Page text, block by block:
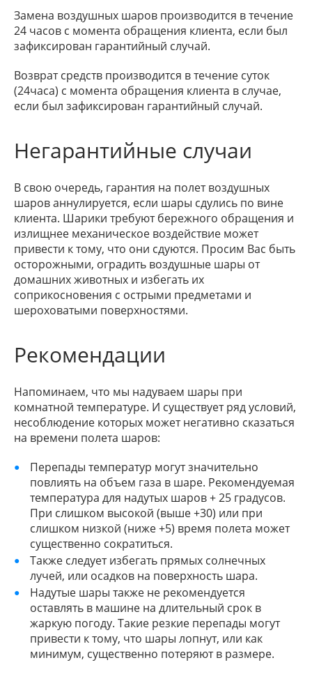
Замена воздушных шаров производится в течение
24 часов с момента обращения клиента, если был
зафиксирован гарантийный случай.
Возврат средств производится в течение суток
(24часа) с момента обращения клиента в случае,
если был зафиксирован гарантийный случай.
Негарантийные случаи
В свою очередь, гарантия на полет воздушных
шаров аннулируется, если шары сдулись по вине
клиента. Шарики требуют бережного обращения и
излищнее механическое воздействие может
привести к тому, что они сдуются. Просим Вас быть
осторожными, оградить воздушные шары от
домашних животных и избегать их
соприкосновения с острыми предметами и
шероховатыми поверхностями.
Рекомендации
Напоминаем, что мы надуваем шары при
комнатной температуре. И существует ряд условий,
несоблюдение которых может негативно сказаться
на времени полета шаров:
Перепады температур могут значительно
повлиять на объем газа в шаре. Рекомендуемая
температура для надутых шаров + 25 градусов.
При слишком высокой (выше +30) или при
слишком низкой (ниже +5) время полета может
существенно сократиться.
Также следует избегать прямых солнечных
лучей, или осадков на поверхность шара.
Надутые шары также не рекомендуется
оставлять в машине на длительный срок в
жаркую погоду. Такие резкие перепады могут
привести к тому, что шары лопнут, или как
минимум, существенно потеряют в размере.